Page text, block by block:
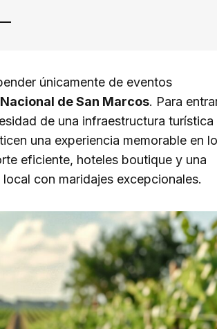
únicamente de eventos
de San Marcos. Para
de una infraestructura turística
una experiencia memorable en
eficiente, hoteles boutique y una
con maridajes excepcionales.